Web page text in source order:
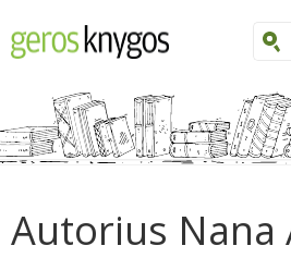
Autorius Nana